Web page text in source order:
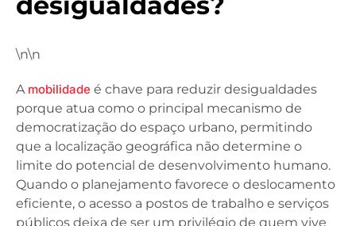
\n\n
A mobilidade é chave para reduzir desigualdades
porque atua como o principal mecanismo de
democratização do espaço urbano, permitindo
que a localização geográfica não determine o
limite do potencial de desenvolvimento humano.
Quando o planejamento favorece o deslocamento
eficiente, o acesso a postos de trabalho e serviços
públicos deixa de ser um privilégio de quem vive